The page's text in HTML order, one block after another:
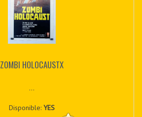
ZOMBI HOLOCAUSTX
...
Disponible:YES